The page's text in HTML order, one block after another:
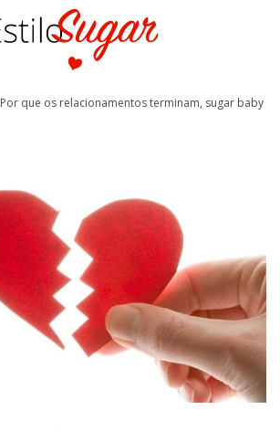
Por que os relacionamentos terminam, sugar baby